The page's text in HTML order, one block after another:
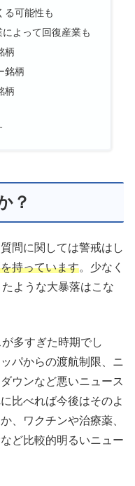
る可能性も
よって回復産業も
柄
銘柄
柄
？
問に関しては警戒はし
持っています。少なく
ような大暴落はこな
多すぎた時期でし
パからの渡航制限、ニ
ウンなど悪いニュース
比べれば今後はそのよ
、ワクチンや治療薬、
ど比較的明るいニュー